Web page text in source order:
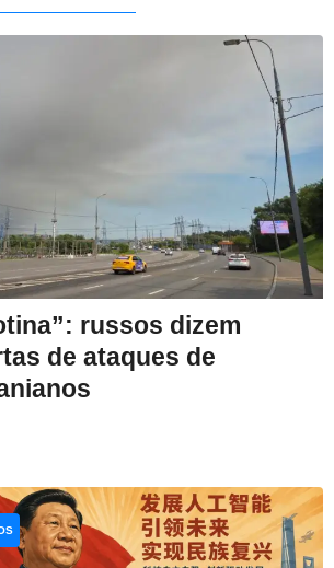
russos dizem
de ataques de